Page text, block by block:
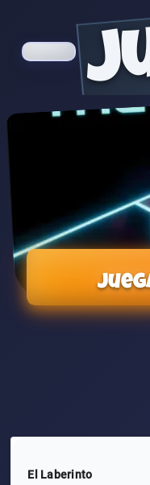
El Laberinto